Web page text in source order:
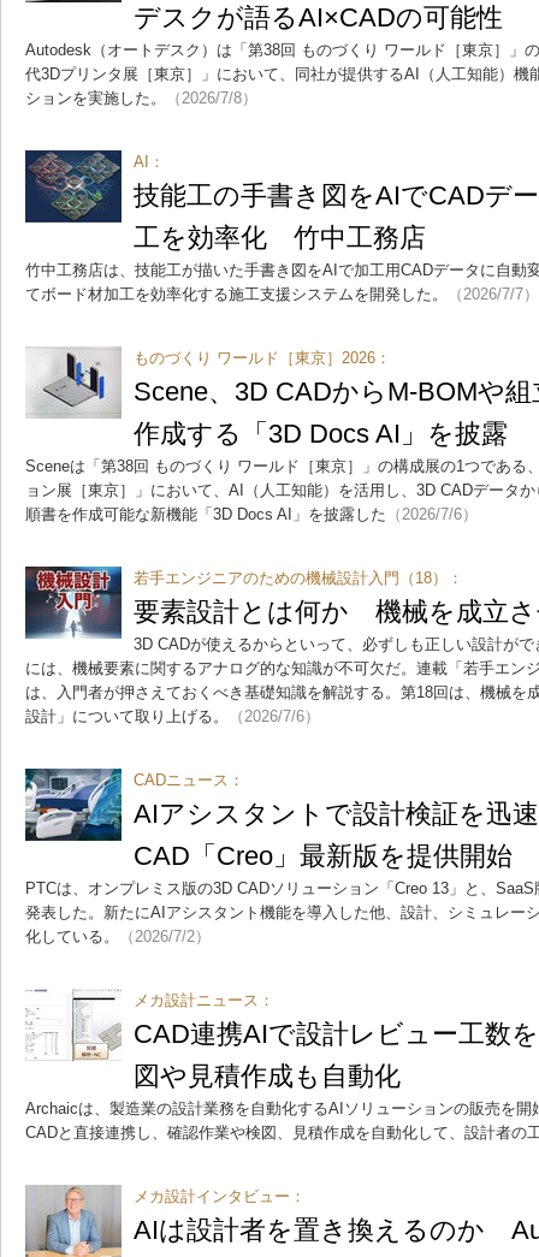
デスクが語るAI×CADの可能性
Autodesk（オートデスク）は「第38回 ものづくり ワールド［東京］」
代3Dプリンタ展［東京］」において、同社が提供するAI（人工知能）機
ションを実施した。
（2026/7/8）
AI：
技能工の手書き図をAIでCADデ
工を効率化 竹中工務店
竹中工務店は、技能工が描いた手書き図をAIで加工用CADデータに自動
てボード材加工を効率化する施工支援システムを開発した。
（2026/7/7）
ものづくり ワールド［東京］2026：
Scene、3D CADからM-BOMや
作成する「3D Docs AI」を披露
Sceneは「第38回 ものづくり ワールド［東京］」の構成展の1つである
ョン展［東京］」において、AI（人工知能）を活用し、3D CADデータ
順書を作成可能な新機能「3D Docs AI」を披露した （2026/7/6）
若手エンジニアのための機械設計入門（18）：
要素設計とは何か 機械を成立
3D CADが使えるからといって、必ずしも正しい設計が
には、機械要素に関するアナログ的な知識が不可欠だ。連載「若手エン
は、入門者が押さえておくべき基礎知識を解説する。第18回は、機械を
設計」について取り上げる。
（2026/7/6）
CADニュース：
AIアシスタントで設計検証を迅
CAD「Creo」最新版を提供開始
PTCは、オンプレミス版の3D CADソリューション「Creo 13」と、
発表した。新たにAIアシスタント機能を導入した他、設計、シミュレー
化している。
（2026/7/2）
メカ設計ニュース：
CAD連携AIで設計レビュー工数
図や見積作成も自動化
Archaicは、製造業の設計業務を自動化するAIソリューションの販売を開
CADと直接連携し、確認作業や検図、見積作成を自動化して、設計者の
メカ設計インタビュー：
AIは設計者を置き換えるのか